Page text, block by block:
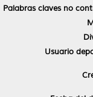
Palabras claves no
Usuario